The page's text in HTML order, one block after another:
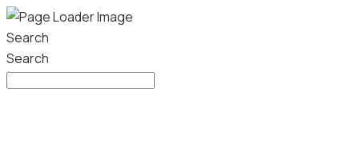
Search
Search